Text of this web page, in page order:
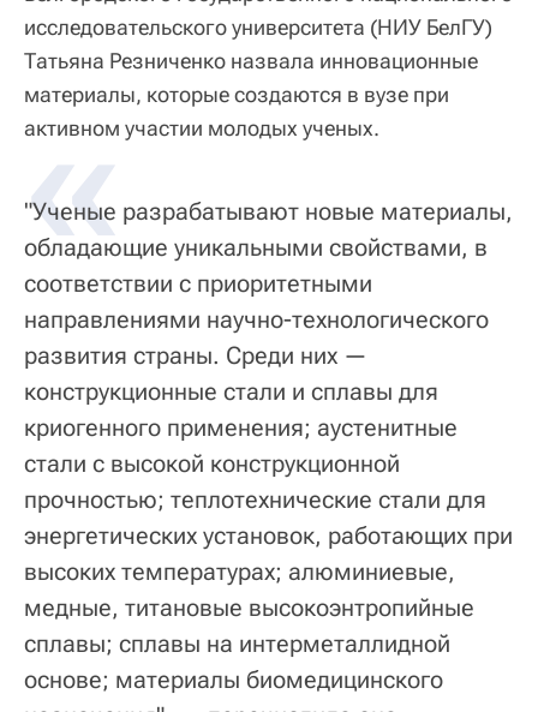
исследовательского университета (НИУ БелГУ)
Татьяна Резниченко назвала инновационные
материалы, которые создаются в вузе при
активном участии молодых ученых.
«
"Ученые разрабатывают новые материалы,
обладающие уникальными свойствами, в
соответствии с приоритетными
направлениями научно-технологического
развития страны. Среди них —
конструкционные стали и сплавы для
криогенного применения; аустенитные
стали с высокой конструкционной
прочностью; теплотехнические стали для
энергетических установок, работающих при
высоких температурах; алюминиевые,
медные, титановые высокоэнтропийные
сплавы; сплавы на интерметаллидной
основе; материалы биомедицинского